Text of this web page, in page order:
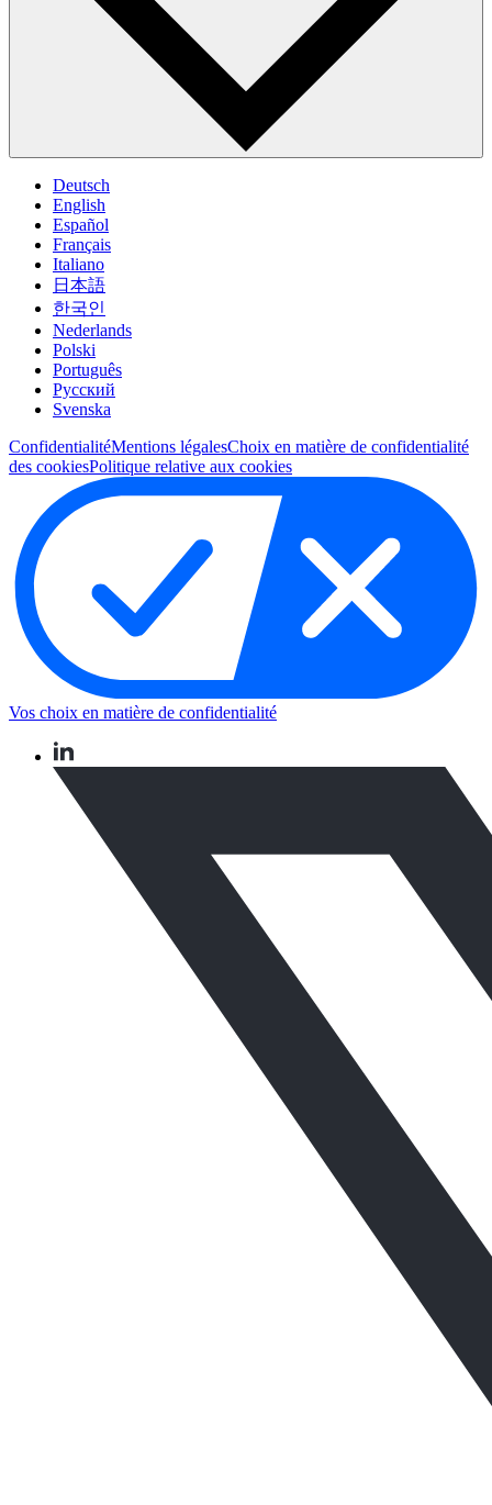
Deutsch
English
Español
Français
Italiano
日本語
한국인
Nederlands
Polski
Português
Pусский
Svenska
ConfidentialitéMentions légalesChoix en matière de confidentialité
des cookiesPolitique relative aux cookies
Vos choix en matière de confidentialité